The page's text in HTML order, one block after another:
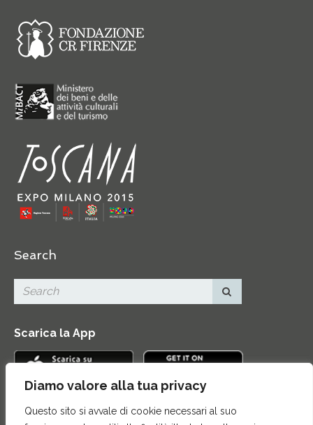
Diamo valore alla tua privacy
Questo sito si avvale di cookie necessari al suo
Search
Scarica la App
Contatti|Area Stampa|Mappa del sito |Credits